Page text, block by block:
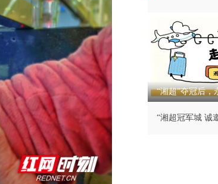
“湘超”夺冠后
“湘超冠军城 诚